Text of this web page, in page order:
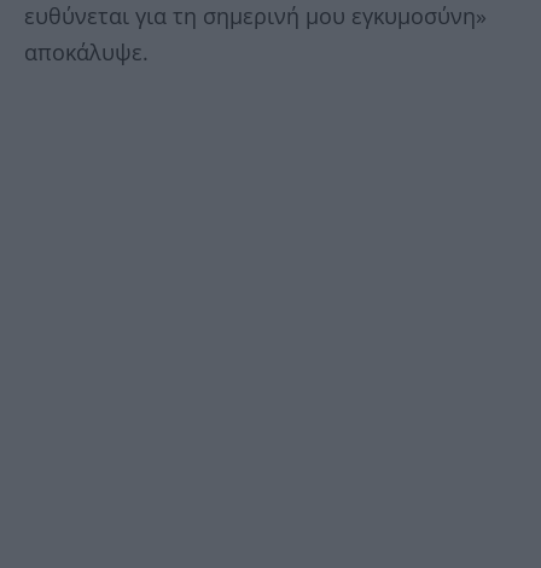
ευθύνεται για τη σημερινή μου εγκυμοσύνη»
αποκάλυψε.